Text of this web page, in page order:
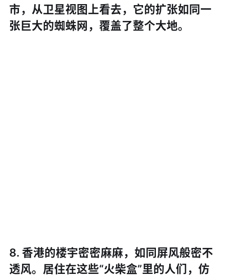
市，从卫星视图上看去，它的扩张如同一
张巨大的蜘蛛网，覆盖了整个大地。
8. 香港的楼宇密密麻麻，如同屏风般密不
透风。居住在这些“火柴盒”里的人们，仿